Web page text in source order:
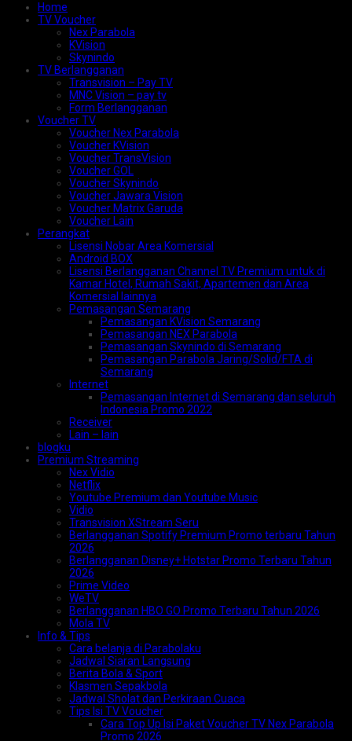
Home
TV Voucher
Nex Parabola
KVision
Skynindo
TV Berlangganan
Transvision – Pay TV
MNC Vision – pay tv
Form Berlangganan
Voucher TV
Voucher Nex Parabola
Voucher KVision
Voucher TransVision
Voucher GOL
Voucher Skynindo
Voucher Jawara Vision
Voucher Matrix Garuda
Voucher Lain
Perangkat
Lisensi Nobar Area Komersial
Android BOX
Lisensi Berlangganan Channel TV Premium untuk di
Kamar Hotel, Rumah Sakit, Apartemen dan Area
Komersial lainnya
Pemasangan Semarang
Pemasangan KVision Semarang
Pemasangan NEX Parabola
Pemasangan Skynindo di Semarang
Pemasangan Parabola Jaring/Solid/FTA di
Semarang
Internet
Pemasangan Internet di Semarang dan seluruh
Indonesia Promo 2022
Receiver
Lain – lain
blogku
Premium Streaming
Nex Vidio
Netflix
Youtube Premium dan Youtube Music
Vidio
Transvision XStream Seru
Berlangganan Spotify Premium Promo terbaru Tahun
2026
Berlangganan Disney+ Hotstar Promo Terbaru Tahun
2026
Prime Video
WeTV
Berlangganan HBO GO Promo Terbaru Tahun 2026
Mola TV
Info & Tips
Cara belanja di Parabolaku
Jadwal Siaran Langsung
Berita Bola & Sport
Klasmen Sepakbola
Jadwal Sholat dan Perkiraan Cuaca
Tips Isi TV Voucher
Cara Top Up Isi Paket Voucher TV Nex Parabola
Promo 2026